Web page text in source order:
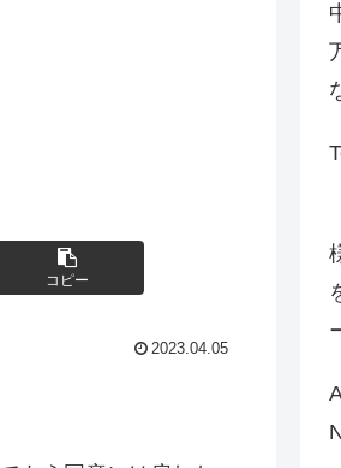
コピー
2023.04.05